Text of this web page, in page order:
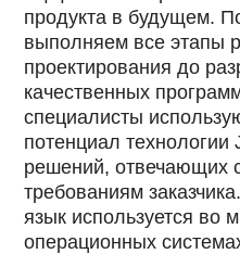
продукта в будущем.
выполняем все этапы
проектирования до
качественных
специалисты
потенциал технологии
решений, отвечающих
требованиям
язык используется во
операционных